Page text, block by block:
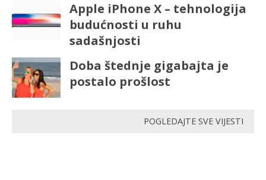
Apple iPhone X – tehnologija
budućnosti u ruhu
sadašnjosti
Doba štednje gigabajta je
postalo prošlost
POGLEDAJTE SVE VIJESTI